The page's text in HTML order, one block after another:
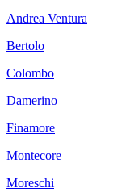
Andrea Ventura
Bertolo
Colombo
Damerino
Finamore
Montecore
Moreschi